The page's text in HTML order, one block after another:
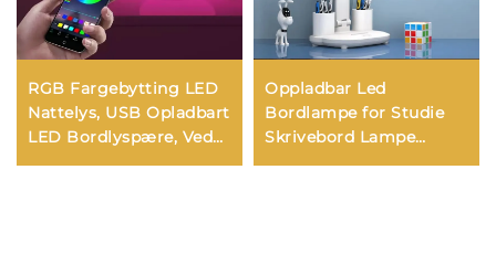
RGB Fargebytting LED
Nattelys, USB Opladbart
LED Bordlyspære, Ved
siden av Sengen Lys for
Oppladbar Led
Bordlampe for Studie
Skrivebord Lampe
Leselys Led Nattlys med